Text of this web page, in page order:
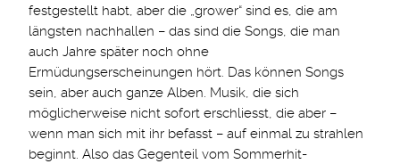
festgestellt habt, aber die „grower“ sind es, die am
längsten nachhallen – das sind die Songs, die man
auch Jahre später noch ohne
Ermüdungserscheinungen hört. Das können Songs
sein, aber auch ganze Alben. Musik, die sich
möglicherweise nicht sofort erschliesst, die aber –
wenn man sich mit ihr befasst – auf einmal zu strahlen
beginnt. Also das Gegenteil vom Sommerhit-